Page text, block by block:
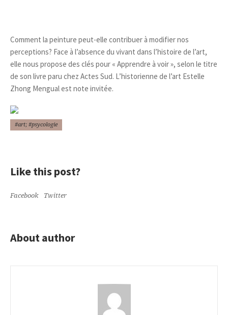
Comment la peinture peut-elle contribuer à modifier nos
perceptions? Face à l’absence du vivant dans l’histoire de l’art,
elle nous propose des clés pour « Apprendre à voir », selon le titre
de son livre paru chez Actes Sud. L’historienne de l’art Estelle
Zhong Mengual est note invitée.
#art; #psycologie
Like this post?
Facebook Twitter
About author